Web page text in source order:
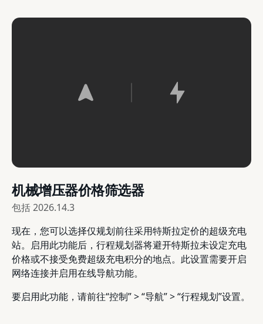
机械增压器价格筛选器
包括2026.14.3
现在，您可以选择仅规划前往采用特斯拉定价的超级充电
站。启用此功能后，行程规划器将避开特斯拉未设定充电
价格或不接受免费超级充电积分的地点。此设置需要开启
网络连接并启用在线导航功能。
要启用此功能，请前往“控制” > “导航” > “行程规划”设置。